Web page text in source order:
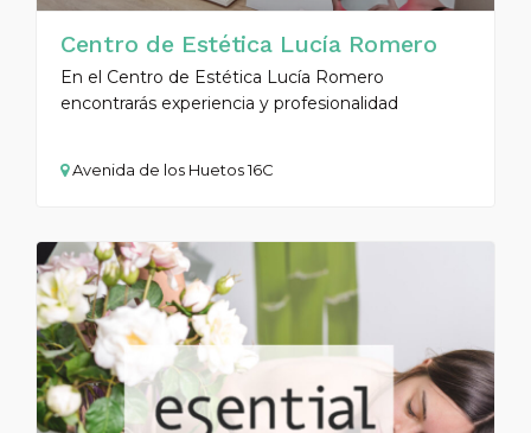
Centro de Estética Lucía Romero
En el Centro de Estética Lucía Romero
encontrarás experiencia y profesionalidad
Avenida de los Huetos 16C